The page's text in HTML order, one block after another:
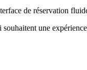
de réservation
une